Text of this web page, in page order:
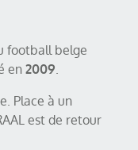
football belge
en2009
Place à un
est de retour